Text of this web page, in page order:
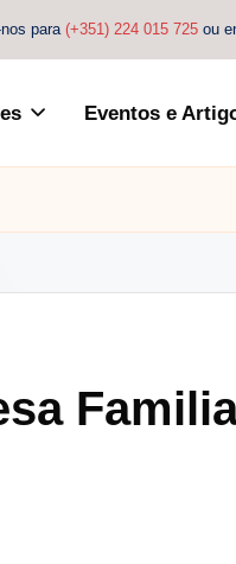
nos para (+351) 224 015 725 ou
Eventos e